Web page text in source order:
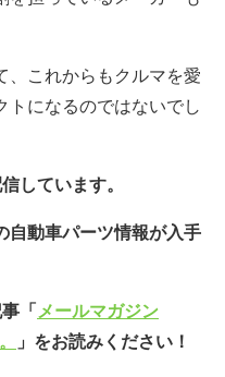
、これからもクルマを愛
トになるのではないでし
しています。
自動車パーツ情報が入手
「メールマガジン
」をお読みください！